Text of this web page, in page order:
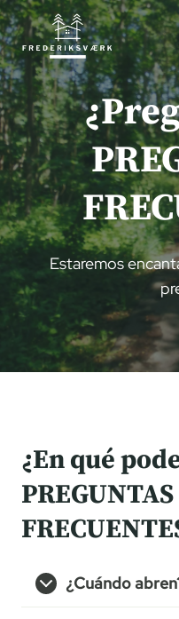
Saltar
al
contenido
Estaremos
¿En qué
¿Cuándo